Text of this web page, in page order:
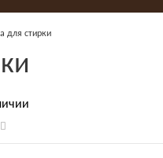
для стирки